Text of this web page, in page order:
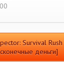
Survival
деньги]